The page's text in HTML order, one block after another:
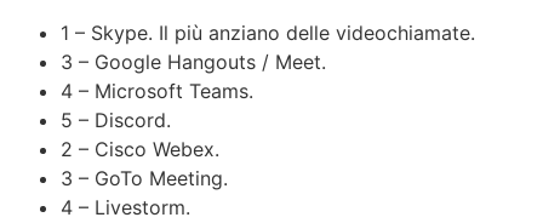
1 – Skype. Il più anziano delle videochiamate.
3 – Google Hangouts / Meet.
4 – Microsoft Teams.
5 – Discord.
2 – Cisco Webex.
3 – GoTo Meeting.
4 – Livestorm.